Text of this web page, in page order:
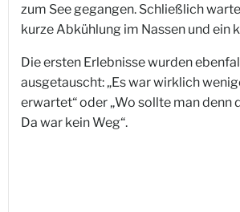
zum See gegangen. Schließlich
kurze Abkühlung im Nassen und ein
Die ersten Erlebnisse wurden
ausgetauscht: „Es war wirklich
erwartet“ oder „Wo sollte man denn
Da war kein Weg“.